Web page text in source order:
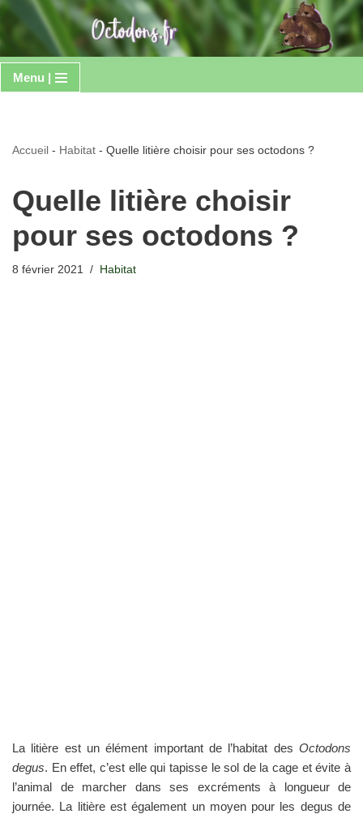
Aller
au
contenu
Menu |
Accueil - Habitat - Quelle litière choisir pour ses octodons ?
Quelle litière choisir
pour ses octodons ?
8 février 2021 Habitat
La litière est un élément important de l’habitat des Octodons
degus. En effet, c’est elle qui tapisse le sol de la cage et évite à
l’animal de marcher dans ses excréments à longueur de
journée. La litière est également un moyen pour les degus de